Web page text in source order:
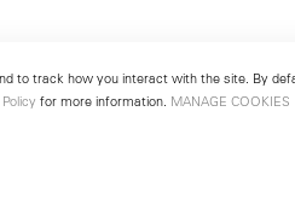
to track how you interact with the site. By
for more information. MANAGE COOKIES